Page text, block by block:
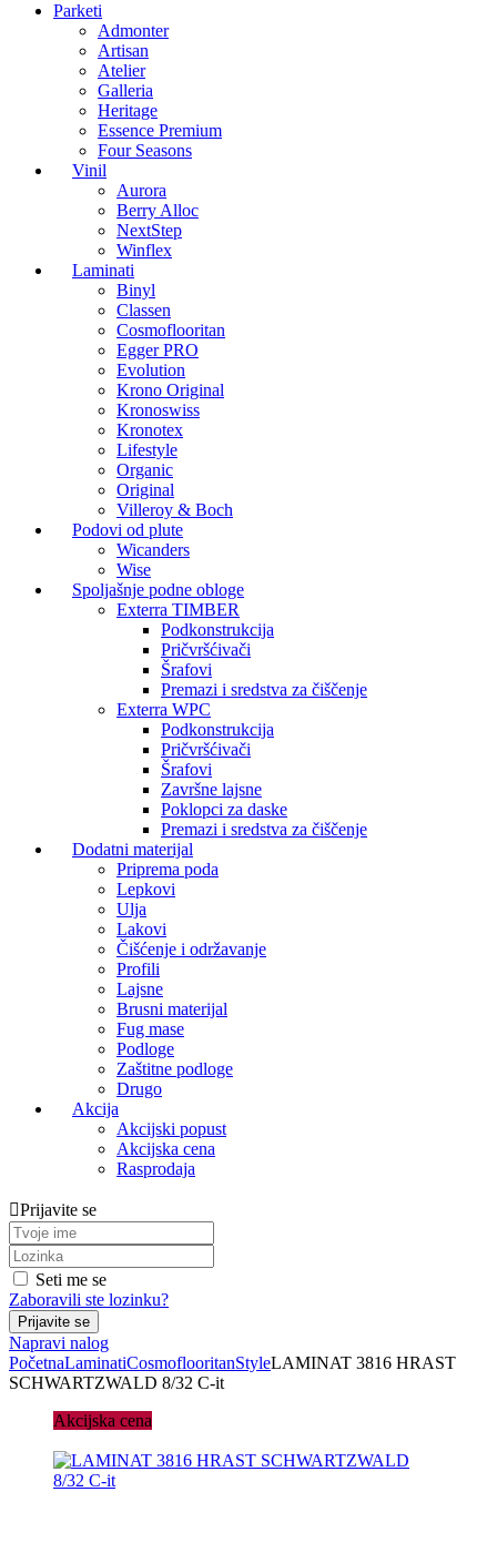
Parketi
Admonter
Artisan
Atelier
Galleria
Heritage
Essence Premium
Four Seasons
Vinil
Aurora
Berry Alloc
NextStep
Winflex
Laminati
Binyl
Classen
Cosmoflooritan
Egger PRO
Evolution
Krono Original
Kronoswiss
Kronotex
Lifestyle
Organic
Original
Villeroy & Boch
Podovi od plute
Wicanders
Wise
Spoljašnje podne obloge
Exterra TIMBER
Podkonstrukcija
Pričvršćivači
Šrafovi
Premazi i sredstva za čiščenje
Exterra WPC
Podkonstrukcija
Pričvršćivači
Šrafovi
Završne lajsne
Poklopci za daske
Premazi i sredstva za čiščenje
Dodatni materijal
Priprema poda
Lepkovi
Ulja
Lakovi
Čišćenje i održavanje
Profili
Lajsne
Brusni materijal
Fug mase
Podloge
Zaštitne podloge
Drugo
Akcija
Akcijski popust
Akcijska cena
Rasprodaja
Prijavite se
Seti me se
Zaboravili ste lozinku?
Napravi nalog
PočetnaLaminatiCosmoflooritanStyleLAMINAT 3816 HRAST
SCHWARTZWALD 8/32 C-it
Akcijska cena